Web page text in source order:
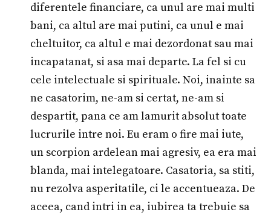
diferentele financiare, ca unul are mai multi
bani, ca altul are mai putini, ca unul e mai
cheltuitor, ca altul e mai dezordonat sau mai
incapatanat, si asa mai departe. La fel si cu
cele intelectuale si spirituale. Noi, inainte sa
ne casatorim, ne-am si certat, ne-am si
despartit, pana ce am lamurit absolut toate
lucrurile intre noi. Eu eram o fire mai iute,
un scorpion ardelean mai agresiv, ea era mai
blanda, mai intelegatoare. Casatoria, sa stiti,
nu rezolva asperitatile, ci le accentueaza. De
aceea, cand intri in ea, iubirea ta trebuie sa